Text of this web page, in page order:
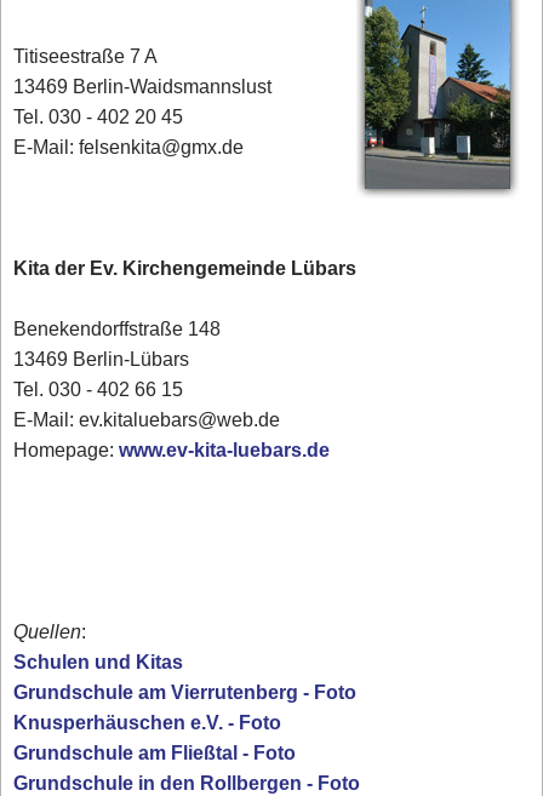
Titiseestraße 7 A
13469 Berlin-Waidsmannslust
Tel. 030 - 402 20 45
E-Mail: felsenkita@gmx.de
Kita der Ev. Kirchengemeinde Lübars
Benekendorffstraße 148
13469 Berlin-Lübars
Tel. 030 - 402 66 15
E-Mail: ev.kitaluebars@web.de
Homepage:www.ev-kita-luebars.de
Quellen:
Schulen und Kitas
Grundschule am Vierrutenberg - Foto
Knusperhäuschen e.V. - Foto
Grundschule am Fließtal - Foto
Grundschule in den Rollbergen - Foto